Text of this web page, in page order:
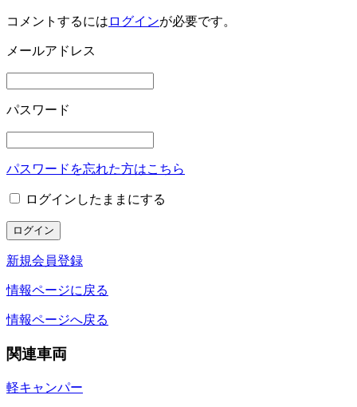
コメントするには ログインが必要です。
メールアドレス
パスワード
パスワードを忘れた方はこちら
ログインしたままにする
新規会員登録
情報ページに戻る
情報ページへ戻る
関連車両
軽キャンパー